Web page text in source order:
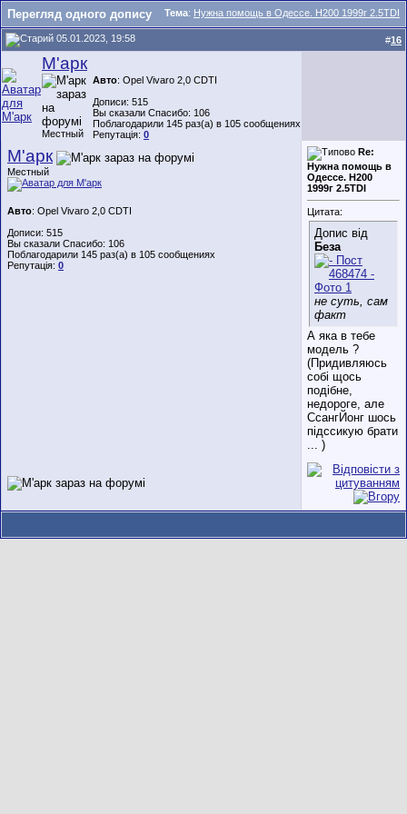
Тема: Нужна помощь в Одессе. Н200 1999г 2.5TDI
Перегляд одного допису
05.01.2023, 19:58 #16
М'арк
Местный
Авто: Opel Vivaro 2,0 CDTI
Дописи: 515
Вы сказали Спасибо: 106
Поблагодарили 145 раз(а) в 105 сообщениях
Репутація: 0
М'арк
Местный
Авто: Opel Vivaro 2,0 CDTI
Дописи: 515
Вы сказали Спасибо: 106
Поблагодарили 145 раз(а) в 105 сообщениях
Репутація: 0
Re:
Нужна помощь в
Одессе. Н200
1999г 2.5TDI
Цитата:
Допис від
Беза
не суть, сам
факт
А яка в тебе
модель ?
(Придивляюсь
собі щось
подібне,
недороге, але
СсангЙонг шось
підссикую брати
... )